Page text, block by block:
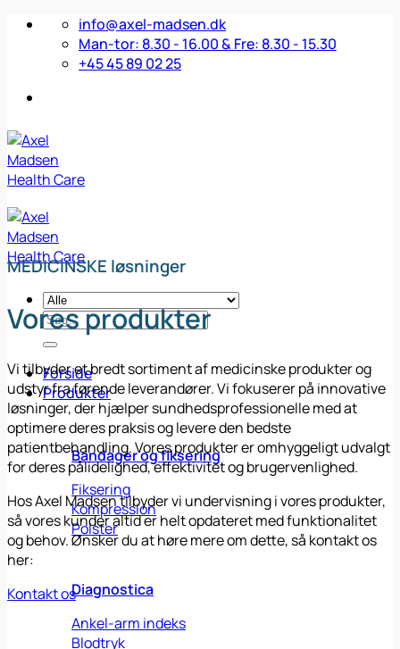
Fortsæt
info@axel-madsen.dk
Man-tor: 8.30 - 16.00 & Fre: 8.30 - 15.30
+45 45 89 02 25
Søg
efter:
Forside
Produkter
Bandager og fiksering
Fiksering
Kompression
Polster
Diagnostica
Ankel-arm indeks
Blodtryk
MEDICINSKE løsninger
Vores produkter
Vi tilbyder et bredt sortiment af medicinske produkter og
udstyr fra førende leverandører. Vi fokuserer på innovative
løsninger, der hjælper sundhedsprofessionelle med at
optimere deres praksis og levere den bedste
patientbehandling. Vores produkter er omhyggeligt udvalgt
for deres pålidelighed, effektivitet og brugervenlighed.
Hos Axel Madsen tilbyder vi undervisning i vores produkter,
så vores kunder altid er helt opdateret med funktionalitet
og behov. Ønsker du at høre mere om dette, så kontakt os
her:
Kontakt os